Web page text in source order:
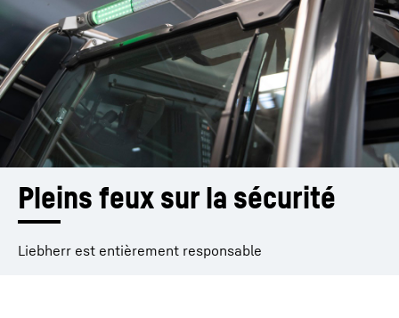
Pleins feux sur la sécurité
Liebherr est entièrement responsable